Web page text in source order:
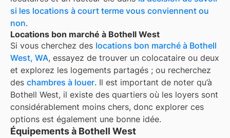
si les locations à court terme vous conviennent ou
non.
Locations bon marché à Bothell West
Si vous cherchez des locations bon marché à Bothell
West, WA, essayez de trouver un colocataire ou deux
et explorez les logements partagés ; ou recherchez
des chambres à louer. Il est important de noter qu’à
Bothell West, il existe des quartiers où les loyers sont
considérablement moins chers, donc explorer ces
options est également une bonne idée.
Équipements à Bothell West